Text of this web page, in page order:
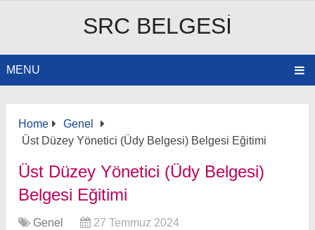
SRC BELGESI
MENU
Home
Genel
Üst Düzey Yönetici (Üdy Belgesi) Belgesi Eğitimi
Üst Düzey Yönetici (Üdy Belgesi)
Belgesi Eğitimi
Genel 27 Temmuz 2024